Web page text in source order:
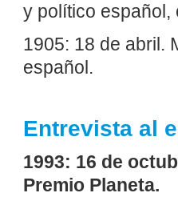
y político
1905: 18 de abril.
español.
Entrevista al
1993: 16 de
Premio Planeta.